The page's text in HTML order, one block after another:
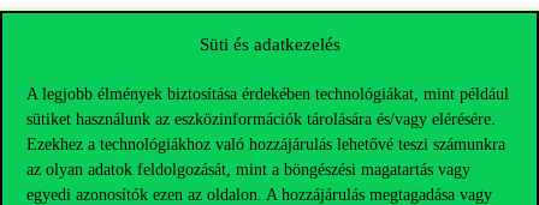
Süti és adatkezelés
A legjobb élmények biztosítása érdekében technológiákat, mint például
sütiket használunk az eszközinformációk tárolására és/vagy elérésére.
Ezekhez a technológiákhoz való hozzájárulás lehetővé teszi számunkra
az olyan adatok feldolgozását, mint a böngészési magatartás vagy
egyedi azonosítók ezen az oldalon. A hozzájárulás megtagadása vagy